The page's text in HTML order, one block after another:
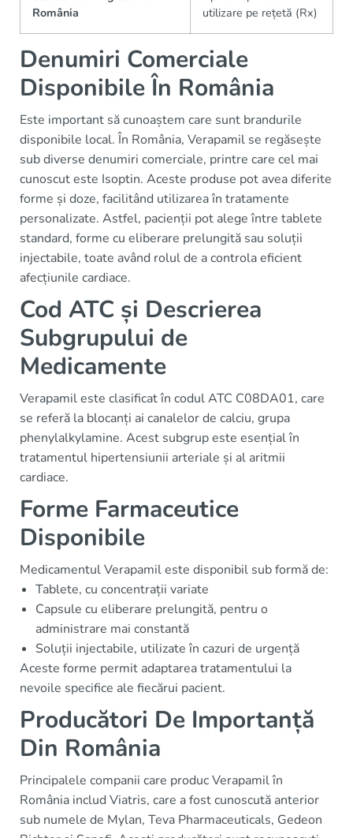
România
utilizare pe rețetă (Rx)
Denumiri Comerciale
Disponibile În România
Este important să cunoaștem care sunt brandurile
disponibile local. În România, Verapamil se regăsește
sub diverse denumiri comerciale, printre care cel mai
cunoscut este Isoptin. Aceste produse pot avea diferite
forme și doze, facilitând utilizarea în tratamente
personalizate. Astfel, pacienții pot alege între tablete
standard, forme cu eliberare prelungită sau soluții
injectabile, toate având rolul de a controla eficient
afecțiunile cardiace.
Cod ATC și Descrierea
Subgrupului de
Medicamente
Verapamil este clasificat în codul ATC C08DA01, care
se referă la blocanți ai canalelor de calciu, grupa
phenylalkylamine. Acest subgrup este esențial în
tratamentul hipertensiunii arteriale și al aritmii
cardiace.
Forme Farmaceutice
Disponibile
Medicamentul Verapamil este disponibil sub formă de:
Tablete, cu concentrații variate
Capsule cu eliberare prelungită, pentru o
administrare mai constantă
Soluții injectabile, utilizate în cazuri de urgență
Aceste forme permit adaptarea tratamentului la
nevoile specifice ale fiecărui pacient.
Producători De Importanță
Din România
Principalele companii care produc Verapamil în
România includ Viatris, care a fost cunoscută anterior
sub numele de Mylan, Teva Pharmaceuticals, Gedeon